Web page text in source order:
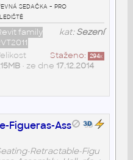
sedačka - pro
kat:Sezení
family
Staženo: 294x
• ze dne 17.12.2014
Figueras-Ass
Retractable-Figu